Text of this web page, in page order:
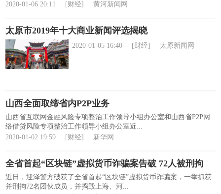
2020-01-06 20:11
[财经] 黄河新闻网
太原市2019年十大商业新闻评选揭晓
2020-01-05 16:40 [财经] 太原新闻网
山西全面取缔省内P2P业务
山西省互联网金融风险专项整治工作领导小组办公室和山西省P2P网
络借贷风险专项整治工作领导小组办公室近...
2020-01-02 19:59
[财经] 新华网
全省首起“区块链”虚拟货币诈骗案告破 72人被刑拘
近日，迎泽警方破获了全省首起“区块链”虚拟货币诈骗案，一举抓获
并刑拘72名团伙成员，并捣毁上海、河...